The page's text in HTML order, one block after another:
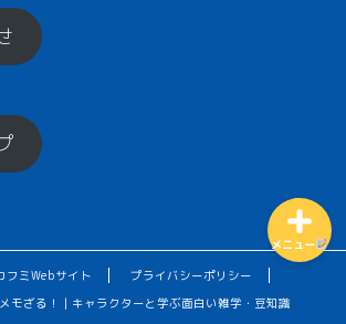
フミWebサイト
プライバシーポリシー
ざる！｜キャラクターと学ぶ面白い雑学・豆知識
メニュー